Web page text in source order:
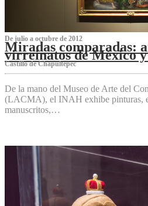
De julio a octubre de 2012
Miradas comparadas:
virreinatos de México
Castillo de Chapultepec
De la mano del Museo de Arte del
(LACMA), el INAH exhibe pinturas,
manuscritos,…